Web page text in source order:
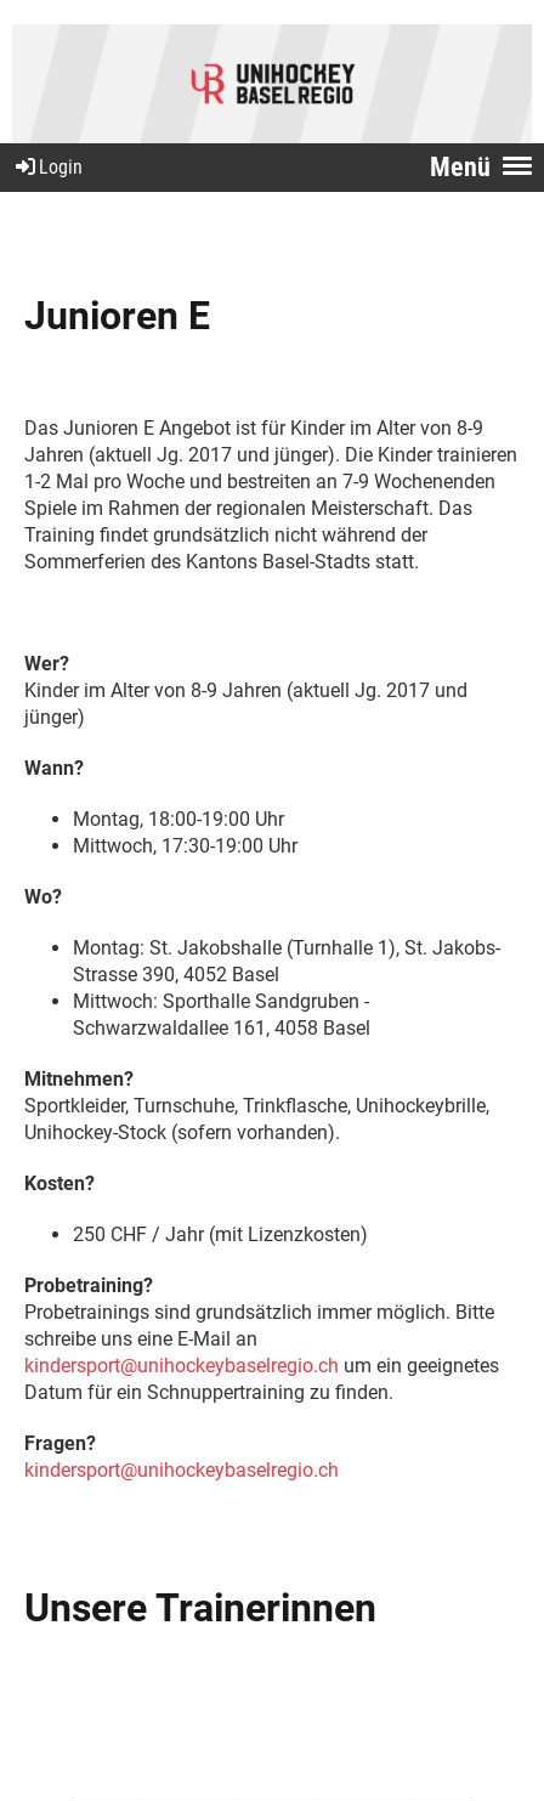
Menü
Login
Junioren E
Das Junioren E Angebot ist für Kinder im Alter von 8-9
Jahren (aktuell Jg. 2017 und jünger). Die Kinder trainieren
1-2 Mal pro Woche und bestreiten an 7-9 Wochenenden
Spiele im Rahmen der regionalen Meisterschaft. Das
Training findet grundsätzlich nicht während der
Sommerferien des Kantons Basel-Stadts statt.
Wer?
Kinder im Alter von 8-9 Jahren (aktuell Jg. 2017 und
jünger)
Wann?
Montag, 18:00-19:00 Uhr
Mittwoch, 17:30-19:00 Uhr
Wo?
Montag: St. Jakobshalle (Turnhalle 1), St. Jakobs-
Strasse 390, 4052 Basel
Mittwoch: Sporthalle Sandgruben -
Schwarzwaldallee 161, 4058 Basel
Mitnehmen?
Sportkleider, Turnschuhe, Trinkflasche, Unihockeybrille,
Unihockey-Stock (sofern vorhanden).
Kosten?
250 CHF / Jahr (mit Lizenzkosten)
Probetraining?
Probetrainings sind grundsätzlich immer möglich. Bitte
schreibe uns eine E-Mail an
kindersport@unihockeybaselregio.ch um ein geeignetes
Datum für ein Schnuppertraining zu finden.
Fragen?
kindersport@unihockeybaselregio.ch
Unsere Trainerinnen